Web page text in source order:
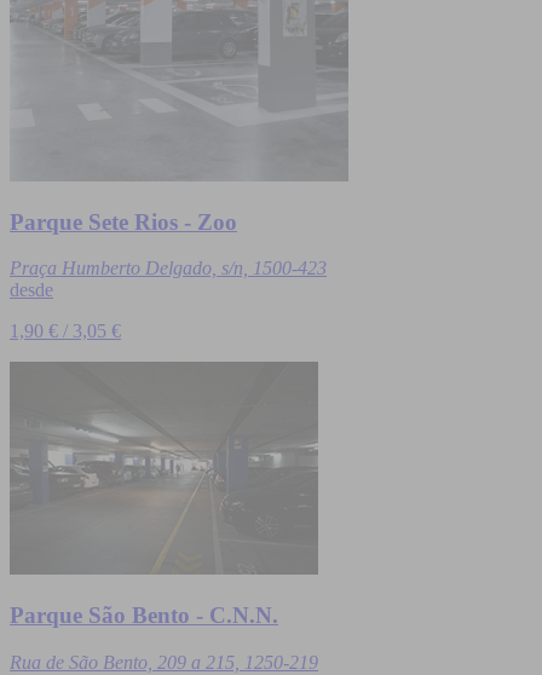
Parque Sete Rios - Zoo
Praça Humberto Delgado, s/n, 1500-423
desde
1,90 € / 3,05 €
Parque São Bento - C.N.N.
Rua de São Bento, 209 a 215, 1250-219